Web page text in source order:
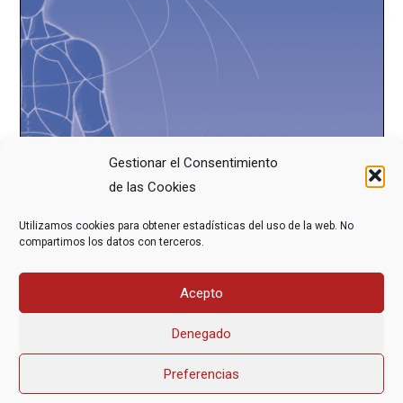
Gestionar el Consentimiento
de las Cookies
Utilizamos cookies para obtener estadísticas del uso de la web. No
compartimos los datos con terceros.
Acepto
Denegado
Preferencias